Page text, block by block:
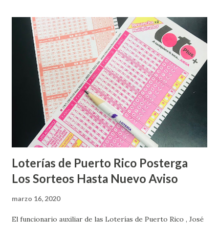
Loterías de Puerto Rico Posterga
Los Sorteos Hasta Nuevo Aviso
marzo 16, 2020
El funcionario auxiliar de las Loterías de Puerto Rico , José